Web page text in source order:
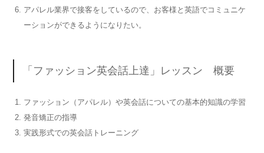
アパレル業界で接客をしているので、お客様と英語でコミュニケ
ーションができるようになりたい。
「ファッション英会話上達」レッスン 概要
ファッション（アパレル）や英会話についての基本的知識の学習
発音矯正の指導
実践形式での英会話トレーニング